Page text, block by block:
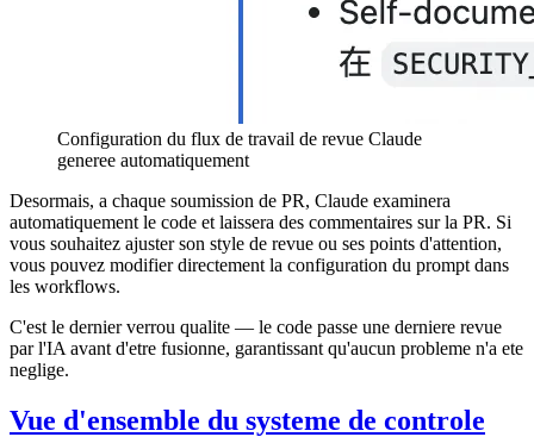
Configuration du flux de travail de revue Claude
generee automatiquement
Desormais, a chaque soumission de PR, Claude examinera
automatiquement le code et laissera des commentaires sur la PR. Si
vous souhaitez ajuster son style de revue ou ses points d'attention,
vous pouvez modifier directement la configuration du prompt dans
les workflows.
C'est le dernier verrou qualite — le code passe une derniere revue
par l'IA avant d'etre fusionne, garantissant qu'aucun probleme n'a ete
neglige.
Vue d'ensemble du systeme de controle